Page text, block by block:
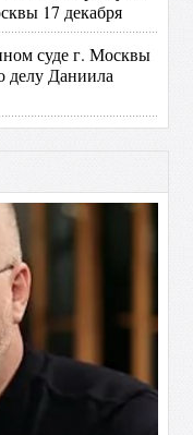
17 декабря
суде г. Москвы
делу Даниила